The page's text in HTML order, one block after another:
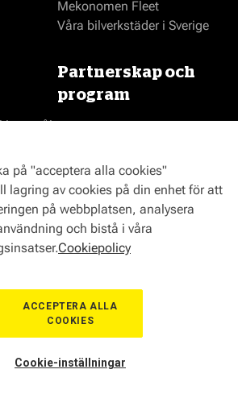
Mekonomen Fleet
Våra bilverkstäder i Sverige
Partnerskap och
program
Prisgaranti
Vägassistans
ProMeister
Onlinemagasin
0771-72 00 00
Sverige 2026
Om Cookies
på "acceptera alla cookies"
lagring av cookies på din enhet för att
på webbplatsen, analysera
och bistå i våra
Cookiepolicy
ACCEPTERA ALLA
COOKIES
Cookie-inställningar